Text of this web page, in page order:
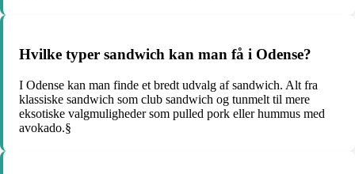
Hvilke typer sandwich kan man få i Odense?
I Odense kan man finde et bredt udvalg af sandwich. Alt fra
klassiske sandwich som club sandwich og tunmelt til mere
eksotiske valgmuligheder som pulled pork eller hummus med
avokado.§